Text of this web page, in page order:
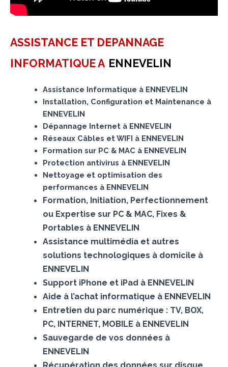
ASSISTANCE ET DEPANNAGE
INFORMATIQUE A ENNEVELIN
Assistance Informatique à ENNEVELIN
Installation, Configuration et Maintenance à
ENNEVELIN
Dépannage Internet à ENNEVELIN
Réseaux Câbles et WIFI à ENNEVELIN
Formation sur PC & MAC à ENNEVELIN
Protection antivirus à ENNEVELIN
Nettoyage et optimisation des
performances à ENNEVELIN
Formation, Initiation, Perfectionnement
ou Expertise sur PC & MAC, Fixes &
Portables à ENNEVELIN
Assistance multimédia et autres
solutions technologiques à domicile à
ENNEVELIN
Support iPhone et iPad à ENNEVELIN
Aide à l’achat informatique à ENNEVELIN
Entretien du parc numérique : TV, BOX,
PC, INTERNET, MOBILE à ENNEVELIN
Sauvegarde de vos données à
ENNEVELIN
Récupération des données sur disque